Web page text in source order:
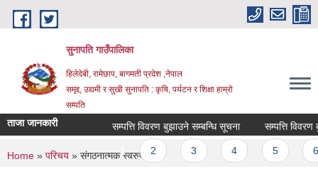
Skip to main content
सुनापति गाउँपालिका
हिलेदेबी, रामेछाप, बागमती प्रदेश ,नेपाल
समृद्द, उद्यमी र सुखी सुनापति : कृषि, पर्यटन र शिक्षा हाम्रो
सम्पति
ताजा जानकारी सम्पत्ति विवरण बुझाउने सम्बन्धि सूचना सम्पत्ति विवरण
Pages
1
You are here
Home » परिचय » संगठनात्मक स्वरुप